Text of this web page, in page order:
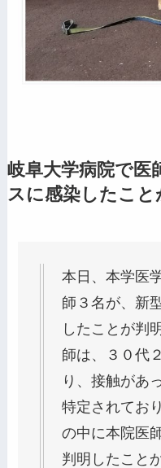
岐阜大学病院で医
スに感染したこと
本日、本学医
師３名が、新
したことが判
師は、３０代
り、接触があ
特定されてお
の中に本院医
判明したこと